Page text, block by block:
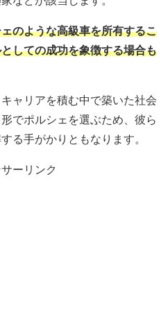
のような高級車を所有するこ
しての成功を象徴する場合も
ャリアを積む中で築いた社会
でポルシェを選ぶため、彼ら
る手がかりともなります。
ーリンク